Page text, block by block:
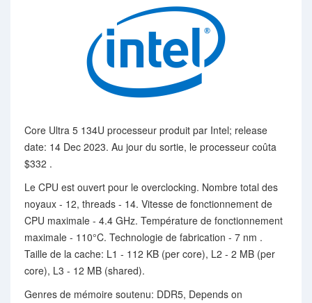
Core Ultra 5 134U processeur produit par Intel; release
date: 14 Dec 2023. Au jour du sortie, le processeur coûta
$332 .
Le CPU est ouvert pour le overclocking. Nombre total des
noyaux - 12, threads - 14. Vitesse de fonctionnement de
CPU maximale - 4.4 GHz. Température de fonctionnement
maximale - 110°C. Technologie de fabrication - 7 nm .
Taille de la cache: L1 - 112 KB (per core), L2 - 2 MB (per
core), L3 - 12 MB (shared).
Genres de mémoire soutenu: DDR5, Depends on